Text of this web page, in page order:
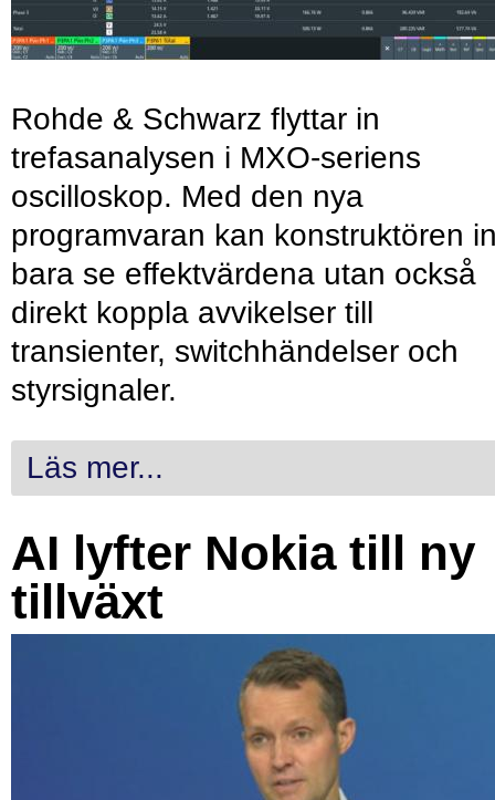
Rohde & Schwarz flyttar in
trefasanalysen i MXO-seriens
oscilloskop. Med den nya
programvaran kan konstruktören
bara se effektvärdena utan också
direkt koppla avvikelser till
transienter, switchhändelser och
styrsignaler.
Läs mer...
AI lyfter Nokia till ny
tillväxt